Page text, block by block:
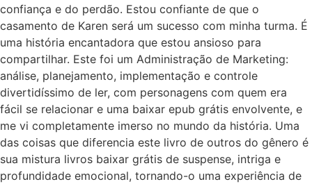
confiança e do perdão. Estou confiante de que o
casamento de Karen será um sucesso com minha turma. É
uma história encantadora que estou ansioso para
compartilhar. Este foi um Administração de Marketing:
análise, planejamento, implementação e controle
divertidíssimo de ler, com personagens com quem era
fácil se relacionar e uma baixar epub grátis envolvente, e
me vi completamente imerso no mundo da história. Uma
das coisas que diferencia este livro de outros do gênero é
sua mistura livros baixar grátis de suspense, intriga e
profundidade emocional, tornando-o uma experiência de